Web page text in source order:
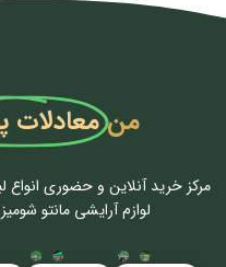
منمعادلات
مرکز خرید آنلاین و حضوری
لوازم آرایشی مانتو